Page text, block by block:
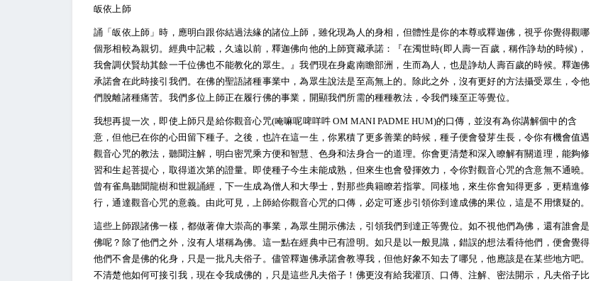
皈依上師
誦「皈依上師」時，應明白跟你結過法緣的諸位上師，雖化現為人的身相，但體性是你的本尊或釋迦佛，視乎你覺得觀哪
個形相較為親切。經典中記載，久遠以前，釋迦佛向他的上師寶藏承諾：『在濁世時(即人壽一百歲，稱作諍劫的時候)，
我會調伏賢劫其餘一千位佛也不能教化的眾生。』我們現在身處南瞻部洲，生而為人，也是諍劫人壽百歲的時候。釋迦佛
承諾會在此時接引我們。在佛的聖語諸種事業中，為眾生說法是至高無上的。除此之外，沒有更好的方法攝受眾生，令他
們脫離諸種痛苦。我們多位上師正在履行佛的事業，開顯我們所需的種種教法，令我們臻至正等覺位。
我想再提一次，即使上師只是給你觀音心咒(唵嘛呢啤咩吽 OM MANI PADME HUM)的口傳，並沒有為你講解個中的含
意，但他已在你的心田留下種子。之後，也許在這一生，你累積了更多善業的時候，種子便會發芽生長，令你有機會值遇
觀音心咒的教法，聽聞注解，明白密咒乘方便和智慧、色身和法身合一的道理。你會更清楚和深入瞭解有關道理，能夠修
習和生起菩提心，取得道次第的證量。即使種子今生未能成熟，但來生也會發揮效力，令你對觀音心咒的含意無不通曉。
曾有雀鳥聽聞龍樹和世親誦經，下一生成為僧人和大學士，對那些典籍瞭若指掌。同樣地，來生你會知得更多，更精進修
行，通達觀音心咒的意義。由此可見，上師給你觀音心咒的口傳，必定可逐步引領你到達成佛的果位，這是不用懷疑的。
這些上師跟諸佛一樣，都做著偉大崇高的事業，為眾生開示佛法，引領我們到達正等覺位。如不視他們為佛，還有誰會是
佛呢？除了他們之外，沒有人堪稱為佛。這一點在經典中已有證明。如只是以一般見識，錯誤的想法看待他們，便會覺得
他們不會是佛的化身，只是一批凡夫俗子。儘管釋迦佛承諾會教導我，但他好象不知去了哪兒，他應該是在某些地方吧。
不清楚他如何可接引我，現在令我成佛的，只是這些凡夫俗子！佛更沒有給我灌頂、口傳、注解、密法開示，凡夫俗子比